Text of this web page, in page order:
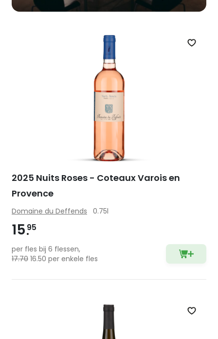
Zet
2025 Nuits Roses - Coteaux Varois en
Provence
Domaine du Deffends 0.75l
15 95
per fles bij 6 flessen,
17.70 16.50 per enkele fles
Zet